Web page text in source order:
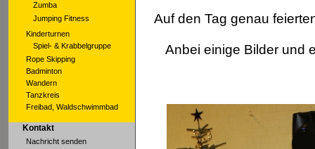
Zumba
Jumping Fitness
Kinderturnen
Spiel- & Krabbelgruppe
Rope Skipping
Badminton
Wandern
Tanzkreis
Freibad, Waldschwimmbad
Kontakt
Nachricht senden
Auf den Tag genau
Anbei einige Bilder und